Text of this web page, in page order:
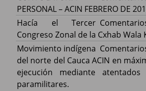
PERSONAL – ACIN FEBRERO DE
Hacía el Tercer
Congreso Zonal de la Cxhab Wala
Movimiento indígena
del norte del Cauca ACIN en
ejecución mediante atentados
paramilitares.